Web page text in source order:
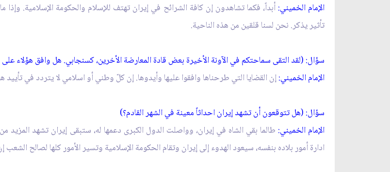
الإمام الخميني: أبداً، فكما تشاهدون إن كافة الشرائح في إيران تهتف للإسلام والحكومة الإسلامية.
تأثير يذكر. نحن لسنا قلقين من هذه الناحية.
سؤال: (لقد التقى سماحتكم في الآونة الأخيرة بعض قادة المعارضة الأخرين، كسنجابي. هل وافق هؤلاء
الإمام الخميني:إن القضايا التي طرحناها وافقوا عليها وأيدوها. إن كلّ وطني أو اسلامي لا يتردد في تأييد
سؤال: (هل تتوقعون أن تشهد إيران احداثاً معينة في الشهر القادم؟)
الإمام الخميني: طالما بقي الشاه في إيران، وواصلت الدول الكبرى دعمها له، ستبقى إيران تشهد المزيد
ادارة أمور بلاده بنفسه، سيعود الهدوء إلى إيران وتقام الحكومة الإسلامية وتسير الأمور كلها لصالح الشعب